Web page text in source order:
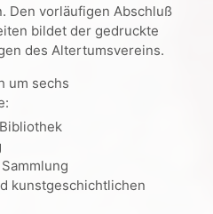
Den vorläufigen Abschluß
bildet der gedruckte
des Altertumsvereins.
um sechs
kunstgeschichtlichen